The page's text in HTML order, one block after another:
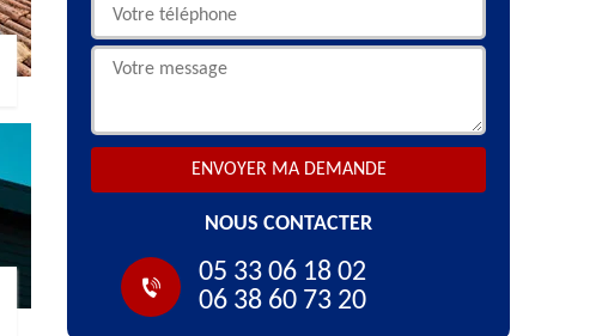
NOUS CONTACTER
05 33 06 18 02
06 38 60 73 20